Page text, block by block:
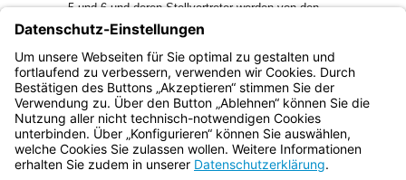
5 und 6 und deren Stellvertreter werden von den
entsprechenden Mitgliedern der Fachbereichskonferenz,
das Mitglied nach Abs. 1 Nr. 7 und dessen Stellvertreter
werden vom Verwaltungspersonal gewählt; das Nähere
regelt die Satzung.
Bayern.de
BayernPortal